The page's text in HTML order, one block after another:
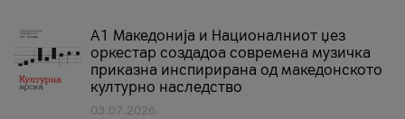
А1 Македонија и Националниот џез
оркестар создадоа современа музичка
приказна инспирирана од македонското
културно наследство
03.07.2026